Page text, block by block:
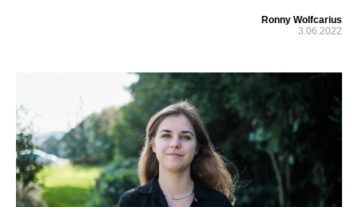
Ronny Wolfcarius
3.06.2022